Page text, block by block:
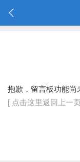
抱歉，留言板功能尚
[ 点击这里返回上一